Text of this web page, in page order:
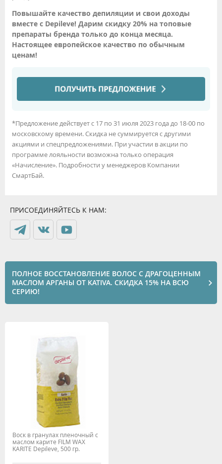
Повышайте качество депиляции и свои доходы
вместе с Depileve! Дарим скидку 20% на топовые
препараты бренда только до конца месяца.
Настоящее европейское качество по обычным
ценам!
*Предложение действует с 17 по 31 июля 2023 года до 18-00 по
московскому времени. Скидка не суммируется с другими
акциями и спецпредложениями. При участии в акции по
программе лояльности возможна только операция
«Начисление». Подробности у менеджеров Компании
СмартБай.
ПРИСОЕДИНЯЙТЕСЬ К НАМ:
ПОЛНОЕ ВОССТАНОВЛЕНИЕ ВОЛОС С ДРАГОЦЕННЫМ
МАСЛОМ АРГАНЫ ОТ KATIVA. СКИДКА 15% НА ВСЮ
СЕРИЮ!
Воск в гранулах пленочный с
маслом карите FILM WAX
KARITE Depileve, 500 гр.